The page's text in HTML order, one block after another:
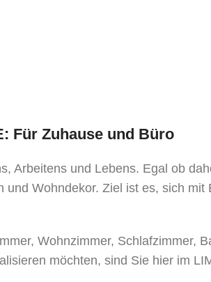
Für Zuhause und Büro
Arbeitens und Lebens. Egal ob
Wohndekor. Ziel ist es, sich
Wohnzimmer, Schlafzimmer,
möchten, sind Sie hier im